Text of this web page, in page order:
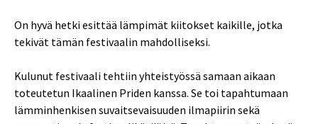
On hyvä hetki esittää lämpimät kiitokset kaikille, jotka
tekivät tämän festivaalin mahdolliseksi.
Kulunut festivaali tehtiin yhteistyössä samaan aikaan
toteutetun Ikaalinen Priden kanssa. Se toi tapahtumaan
lämminhenkisen suvaitsevaisuuden ilmapiirin sekä